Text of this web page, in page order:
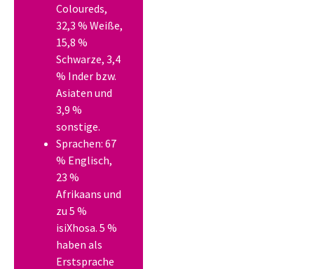
Coloureds,
32,3 % Weiße,
15,8 %
Schwarze, 3,4
% Inder bzw.
Asiaten und
3,9 %
sonstige.
Sprachen: 67
% Englisch,
23 %
Afrikaans und
zu 5 %
isiXhosa. 5 %
haben als
Erstsprache